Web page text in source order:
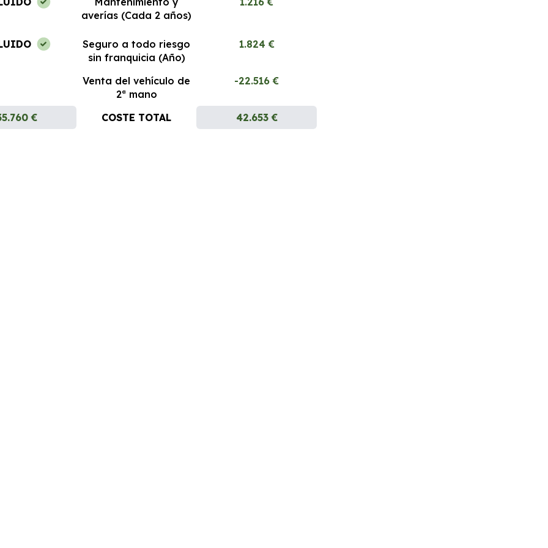
averías (Cada 2 años)
Seguro a todo riesgo
sin franquicia (Año)
1.824 €
Venta del vehículo de
2ª mano
-22.516 €
€ COSTE TOTAL 42.653 €